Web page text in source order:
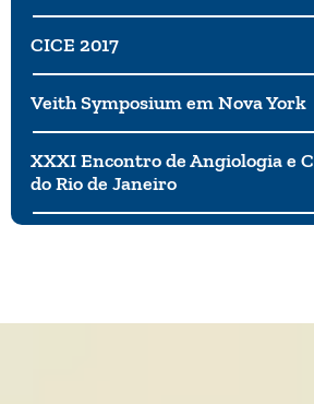
CICE 2017
Veith Symposium em Nova York
XXXI Encontro de Angiologia e
do Rio de Janeiro